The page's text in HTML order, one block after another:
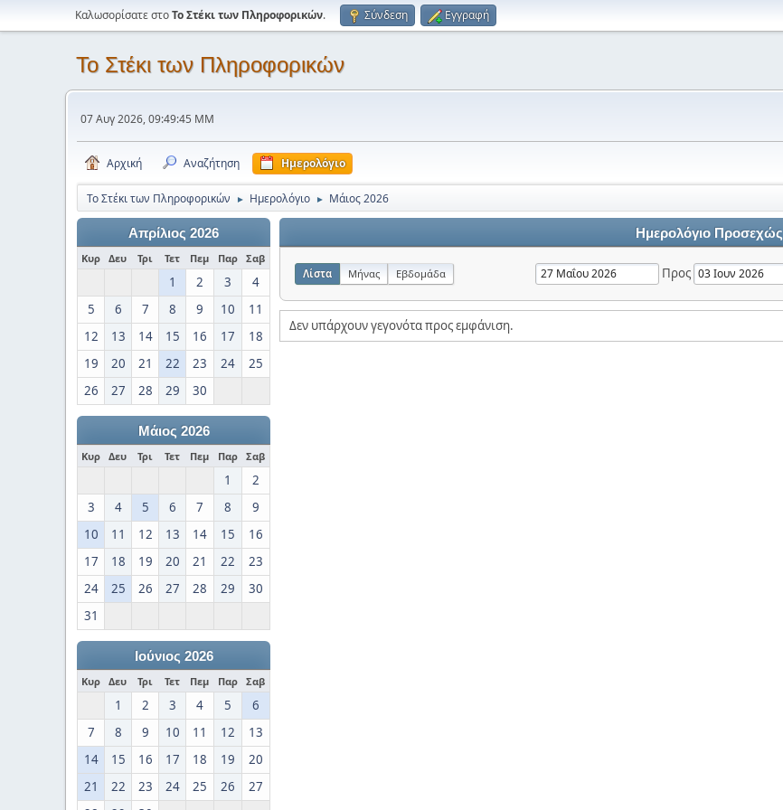
Καλωσορίσατε στοΤο Στέκι των Πληροφορικών. Σύνδεση Εγγραφή
Το Στέκι των Πληροφορικών
07 Αυγ 2026, 09:49:45 ΜΜ
Αρχική Αναζήτηση Ημερολόγιο
Το Στέκι των Πληροφορικών ► Ημερολόγιο ► Μάιος 2026
Απρίλιος 2026
Κυρ Δευ Τρι Τετ Πεμ Παρ Σαβ
1 2 3
4
5
6 7 8 9 10
11
12
13 14 15 16 17
18
19
20 21 22 23 24
25
26
27 28 29 30
Μάιος 2026
Κυρ Δευ Τρι Τετ Πεμ Παρ Σαβ
1
2
3
4 5 6 7 8
9
10
11 12 13 14 15
16
17
18 19 20 21 22
23
24
25 26 27 28 29
30
31
Ιούνιος 2026
Κυρ Δευ Τρι Τετ Πεμ Παρ Σαβ
1 2 3 4 5
6
7
8 9 10 11 12
13
14
15 16 17 18 19
20
21
22 23 24 25 26
27
Ημερολόγιο Προσεχώς
Λίστα Μήνας Εβδομάδα Προς
Δεν υπάρχουν γεγονότα προς εμφάνιση.